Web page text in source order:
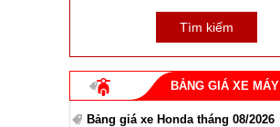
BẢNG GIÁ XE MÁY
Bảng giá xe Honda tháng 08/2026